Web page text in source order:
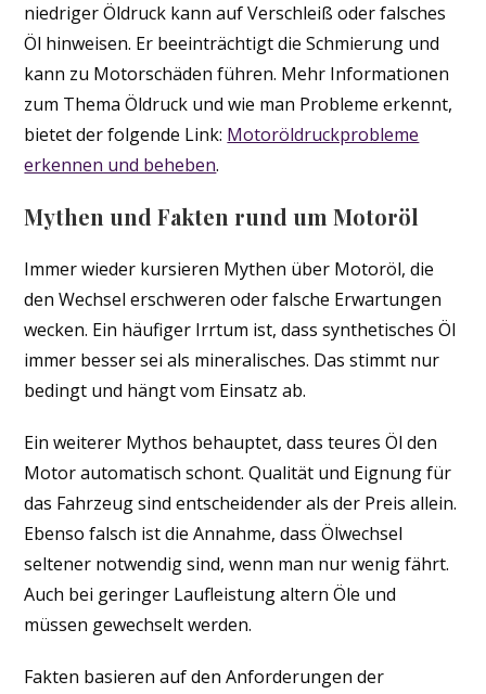
niedriger Öldruck kann auf Verschleiß oder falsches
Öl hinweisen. Er beeinträchtigt die Schmierung und
kann zu Motorschäden führen. Mehr Informationen
zum Thema Öldruck und wie man Probleme erkennt,
bietet der folgende Link: Motoröldruckprobleme
erkennen und beheben.
Mythen und Fakten rund um Motoröl
Immer wieder kursieren Mythen über Motoröl, die
den Wechsel erschweren oder falsche Erwartungen
wecken. Ein häufiger Irrtum ist, dass synthetisches Öl
immer besser sei als mineralisches. Das stimmt nur
bedingt und hängt vom Einsatz ab.
Ein weiterer Mythos behauptet, dass teures Öl den
Motor automatisch schont. Qualität und Eignung für
das Fahrzeug sind entscheidender als der Preis allein.
Ebenso falsch ist die Annahme, dass Ölwechsel
seltener notwendig sind, wenn man nur wenig fährt.
Auch bei geringer Laufleistung altern Öle und
müssen gewechselt werden.
Fakten basieren auf den Anforderungen der